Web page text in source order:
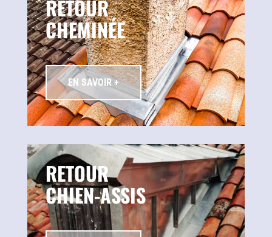
RETOUR
CHEMINÉE
EN SAVOIR +
RETOUR
CHIEN-ASSIS